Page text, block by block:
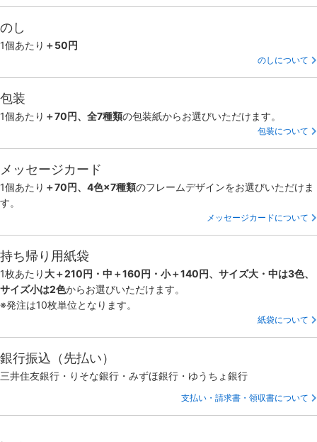
のし
1個あたり ＋50円
のしについて
包装
1個あたり ＋70円、全7種類の包装紙からお選びいただけます。
包装について
メッセージカード
1個あたり ＋70円、4色×7種類のフレームデザインをお選びいただけま
す。
メッセージカードについて
持ち帰り用紙袋
1枚あたり 大＋210円・中＋160円・小＋140円、サイズ大・中は3色、
サイズ小は2色からお選びいただけます。
※発注は10枚単位となります。
紙袋について
銀行振込（先払い）
三井住友銀行・りそな銀行・みずほ銀行・ゆうちょ銀行
支払い・請求書・領収書について